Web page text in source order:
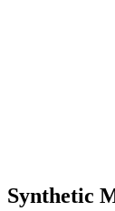
Synthetic